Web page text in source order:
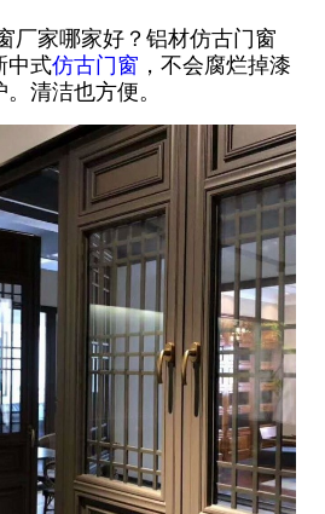
厂家哪家好？铝材仿古门窗
中式仿古门窗 ，不会腐烂掉漆
清洁也方便。